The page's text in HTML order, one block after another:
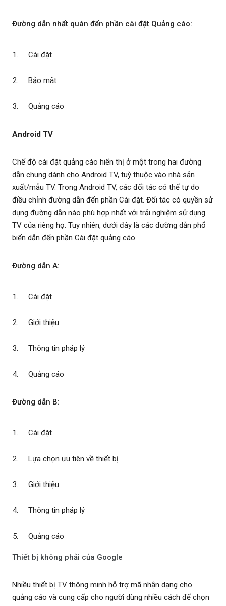
Đường dẫn nhất quán đến phần cài đặt Quảng cáo:
Cài đặt
Bảo mật
Quảng cáo
Android TV
Chế độ cài đặt quảng cáo hiển thị ở một trong hai đường
dẫn chung dành cho Android TV, tuỳ thuộc vào nhà sản
xuất/mẫu TV. Trong Android TV, các đối tác có thể tự do
điều chỉnh đường dẫn đến phần Cài đặt. Đối tác có quyền sử
dụng đường dẫn nào phù hợp nhất với trải nghiệm sử dụng
TV của riêng họ. Tuy nhiên, dưới đây là các đường dẫn phổ
biến dẫn đến phần Cài đặt quảng cáo.
Đường dẫn A:
Cài đặt
Giới thiệu
Thông tin pháp lý
Quảng cáo
Đường dẫn B:
Cài đặt
Lựa chọn ưu tiên về thiết bị
Giới thiệu
Thông tin pháp lý
Quảng cáo
Thiết bị không phải của Google
Nhiều thiết bị TV thông minh hỗ trợ mã nhận dạng cho
quảng cáo và cung cấp cho người dùng nhiều cách để chọn